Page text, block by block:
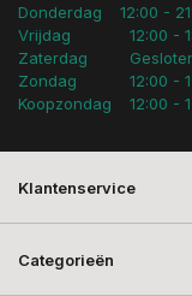
Donderdag
12:00 -
Vrijdag
Zaterdag
Zondag
Koopzondag
12:00 -
12:00 -
12:00 -
Klantenservice
Categorieën